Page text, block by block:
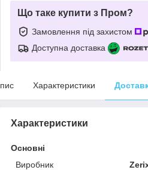
Що таке купити з Пром?
Замовлення під захистом
Доступна доставка
Характеристики
Характеристики
Основні
Виробник